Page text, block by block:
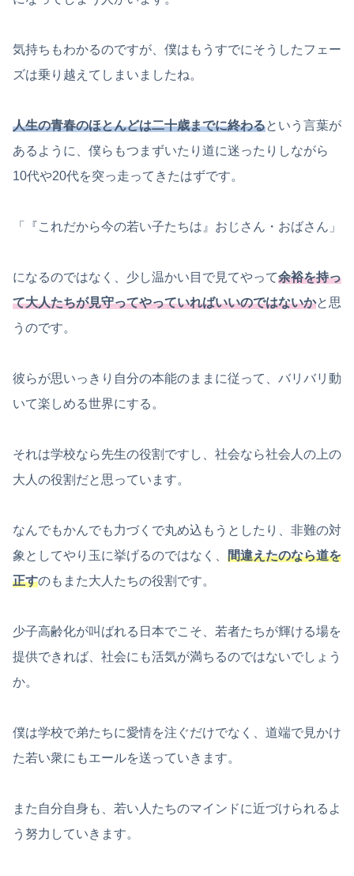
気持ちもわかるのですが、僕はもうすでにそうしたフェー
ズは乗り越えてしまいましたね。
人生の青春のほとんどは二十歳までに終わるという言葉が
あるように、僕らもつまずいたり道に迷ったりしながら
10代や20代を突っ走ってきたはずです。
「『これだから今の若い子たちは』おじさん・おばさん」
になるのではなく、少し温かい目で見てやって余裕を持っ
て大人たちが見守ってやっていればいいのではないかと思
うのです。
彼らが思いっきり自分の本能のままに従って、バリバリ動
いて楽しめる世界にする。
それは学校なら先生の役割ですし、社会なら社会人の上の
大人の役割だと思っています。
なんでもかんでも力づくで丸め込もうとしたり、非難の対
象としてやり玉に挙げるのではなく、 間違えたのなら道を
正すのもまた大人たちの役割です。
少子高齢化が叫ばれる日本でこそ、若者たちが輝ける場を
提供できれば、社会にも活気が満ちるのではないでしょう
か。
僕は学校で弟たちに愛情を注ぐだけでなく、道端で見かけ
た若い衆にもエールを送っていきます。
また自分自身も、若い人たちのマインドに近づけられるよ
う努力していきます。